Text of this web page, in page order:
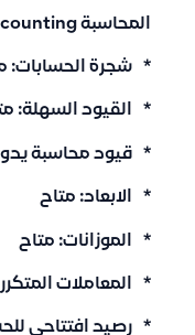
المحاسبة Accounting
* شجرة الحسابات:
* القيود السهلة:
* قيود محاسبة
* الابعاد: متاح
* الموزانات: متاح
* المعاملات
* رصيد افتتاحي